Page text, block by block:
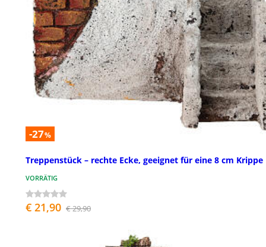
-27%
Treppenstück – rechte Ecke, geeignet für eine 8 cm Krippe
VORRÄTIG
€ 21,90 € 29,90